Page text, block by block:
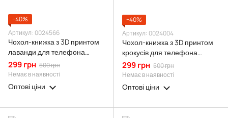
−40%
Артикул: 0024566
Чохол-книжка з 3D принтом
лаванди для телефона
Xiaomi 11 Lite 5G NE з
екошкіри із підставкою та
магнітом бордова gd2
299 грн 500 грн
Немає в наявності
Оптові ціни
−40%
Артикул: 0024004
Чохол-книжка з 3D принтом
крокусів для телефона
Xiaomi 11 Lite 5G NE з
екошкіри із підставкою та
магнітом бордова gd2
299 грн 500 грн
Немає в наявності
Оптові ціни